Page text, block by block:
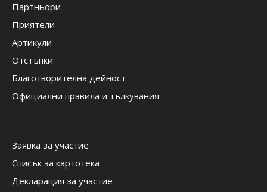
Партньори
Приятели
Артикули
Отстъпки
Благотворителна дейност
Официални правила и тълкувания
Заявка за участие
Списък за картотека
Декларация за участие